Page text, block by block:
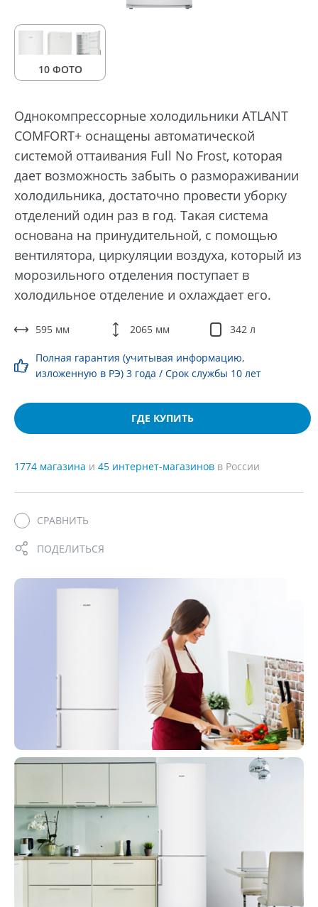
10 ФОТО
Однокомпрессорные холодильники ATLANT
COMFORT+ оснащены автоматической
системой оттаивания Full No Frost, которая
дает возможность забыть о размораживании
холодильника, достаточно провести уборку
отделений один раз в год. Такая система
основана на принудительной, с помощью
вентилятора, циркуляции воздуха, который из
морозильного отделения поступает в
холодильное отделение и охлаждает его.
595 мм 2065 мм 342 л
Полная гарантия (учитывая информацию,
изложенную в РЭ) 3 года / Срок службы 10 лет
ГДЕ КУПИТЬ
1774 магазина и 45 интернет-магазинов в России
СРАВНИТЬ
ПОДЕЛИТЬСЯ